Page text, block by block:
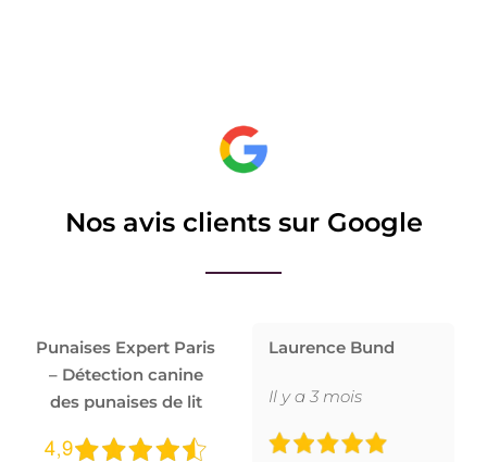
Nos avis clients sur Google
Punaises Expert Paris
– Détection canine
des punaises de lit
Laurence Bund
Il y a 3 mois